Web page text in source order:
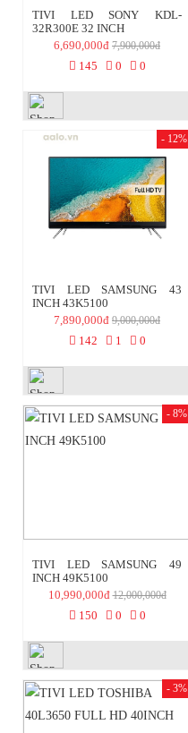
TIVI LED SONY KDL-
32R300E 32 INCH
6,690,000đ 7,900,000đ
145 0 0
- 12%
TIVI LED SAMSUNG 43
INCH 43K5100
7,890,000đ 9,000,000đ
142 1 0
- 8%
TIVI LED SAMSUNG 49
INCH 49K5100
10,990,000đ12,000,000đ
150 0 0
- 3%